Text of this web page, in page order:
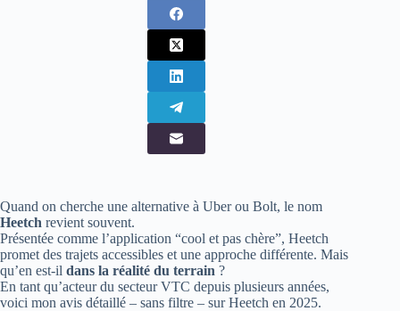
Quand on cherche une alternative à Uber ou Bolt, le nom
Heetch revient souvent.
Présentée comme l’application “cool et pas chère”, Heetch
promet des trajets accessibles et une approche différente. Mais
qu’en est-il dans la réalité du terrain ?
En tant qu’acteur du secteur VTC depuis plusieurs années,
voici mon avis détaillé – sans filtre – sur Heetch en 2025.